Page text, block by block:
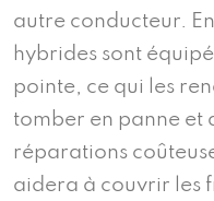
autre conducteur.
hybrides sont
pointe, ce qui les
tomber en panne et
réparations
aidera à couvrir les